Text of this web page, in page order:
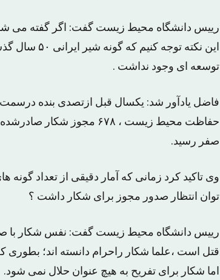
رییس دانشگاه محیط زیست گفت: اگر گفته می
این نکته
توسعه ای وجود نداشت .
فاضل یادآور شد: یکسال قبل ازتصدی بنده
حفاظت محیط زیست ، ۶۷۸
صفر رسید.
وی تاکید کرد زمانی که آمار دقیقی از تعداد
توان انتظار صدور مجوز برای شکار داشت ؟
رییس دانشگاه محیط زیست گفت: نفس شکار با
قتل است ،علما شکار راحرام دانسته اند؛
اما شکار برای تفریح به هیچ عنوان حلال نمی شود.